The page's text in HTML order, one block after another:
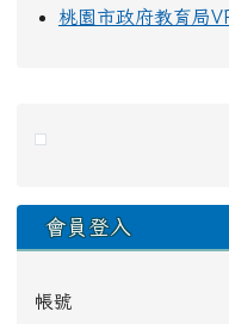
桃園市政府教育局
會員登入
帳號